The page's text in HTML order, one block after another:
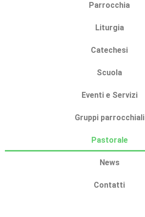
Parrocchia
Liturgia
Catechesi
Scuola
Eventi e Servizi
Gruppi parrocchiali
Pastorale
News
Contatti